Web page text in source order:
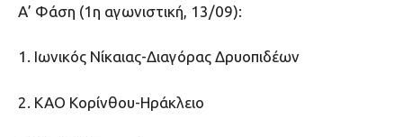
Α’ Φάση (1η αγωνιστική, 13/09):
1. Ιωνικός Νίκαιας-Διαγόρας Δρυοπιδέων
2. ΚΑΟ Κορίνθου-Ηράκλειο